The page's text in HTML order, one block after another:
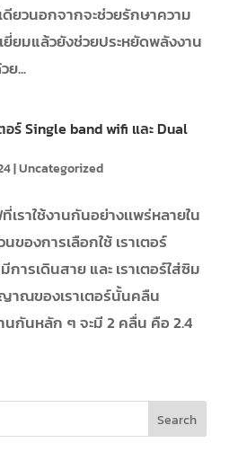
ยวนอกจากจะช่วยรักษาความ
ยมแล้วยังช่วยประหยัดพลังงาน
ย...
อร์ Single band wifi และ Dual
|Uncategorized
าใช้งานกันอย่างเเพร่หลายใน
องการเลือกใช้ เราเตอร์
ารเดินสาย และ เราเตอร์ใส่ซิม
าณของเราเตอร์นั้นคลืน
กันหลัก ๆ จะมี 2 คลื่น คือ 2.4